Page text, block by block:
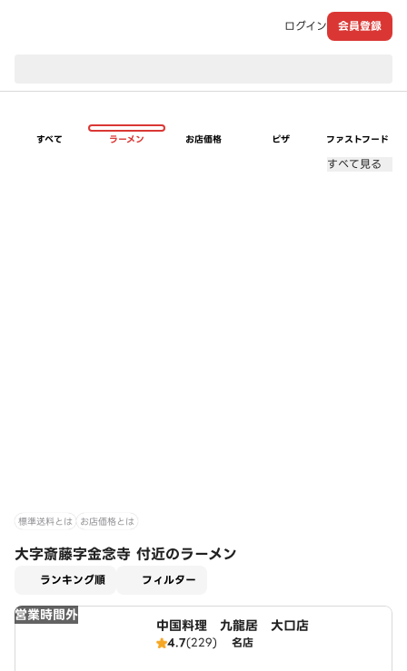
ログイン 会員登録
すべて ラーメン お店価格 ピザ ファストフード
すべて見る
標準送料とは お店価格とは
大字斎藤字金念寺 付近のラーメン
ランキング順 フィルター
営業時間外
中国料理 九龍居 大口店
4.7(229) 名店